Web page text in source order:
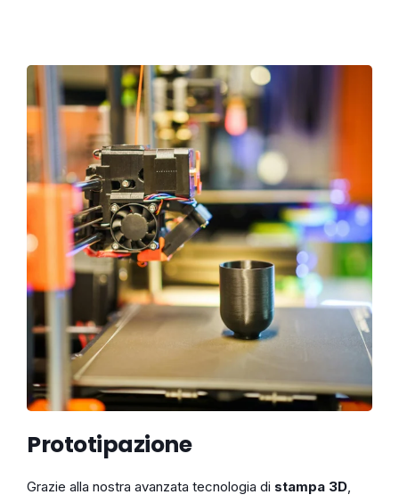
Prototipazione
Grazie alla nostra avanzata tecnologia di stampa 3D